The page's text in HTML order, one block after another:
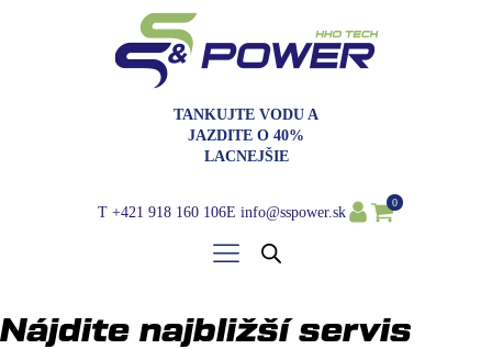
TANKUJTE VODU A
JAZDITE O 40%
LACNEJŠIE
T +421 918 160 106E info@sspower.sk
0
Nájdite najbližší servis